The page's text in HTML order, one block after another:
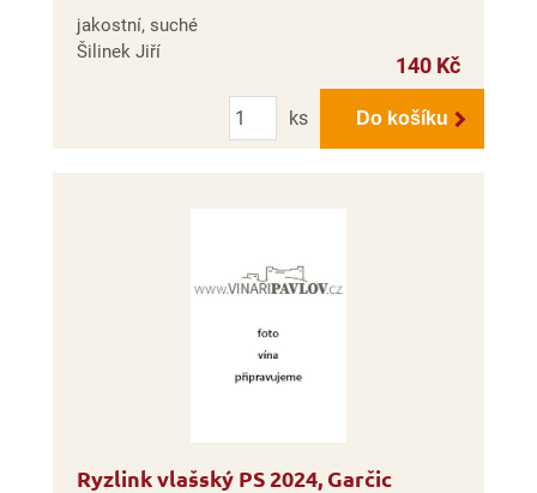
jakostní, suché
Šilinek Jiří
140 Kč
Počet
ks
Do košíku
Ryzlink vlašský PS 2024, Garčic